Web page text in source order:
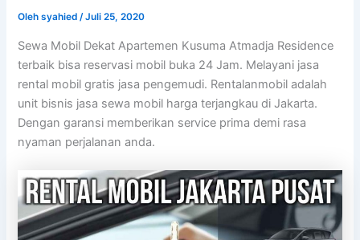
Olehsyahied/Juli 25, 2020
Sewa Mobil Dekat Apartemen Kusuma Atmadja Residence
terbaik bisa reservasi mobil buka 24 Jam. Melayani jasa
rental mobil gratis jasa pengemudi. Rentalanmobil adalah
unit bisnis jasa sewa mobil harga terjangkau di Jakarta.
Dengan garansi memberikan service prima demi rasa
nyaman perjalanan anda.